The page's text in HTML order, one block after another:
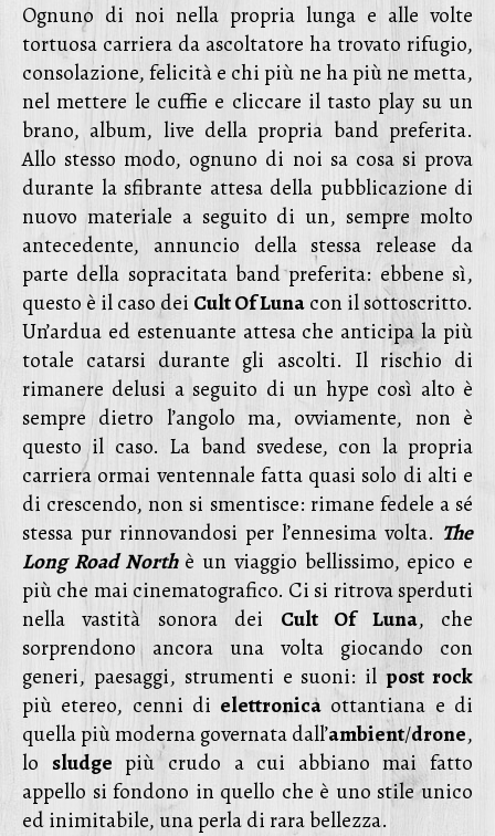
Ognuno di noi nella propria lunga e alle volte
tortuosa carriera da ascoltatore ha trovato rifugio,
consolazione, felicità e chi più ne ha più ne metta,
nel mettere le cuffie e cliccare il tasto play su un
brano, album, live della propria band preferita.
Allo stesso modo, ognuno di noi sa cosa si prova
durante la sfibrante attesa della pubblicazione di
nuovo materiale a seguito di un, sempre molto
antecedente, annuncio della stessa release da
parte della sopracitata band preferita: ebbene sì,
questo è il caso dei Cult Of Lunacon il sottoscritto.
Un’ardua ed estenuante attesa che anticipa la più
totale catarsi durante gli ascolti. Il rischio di
rimanere delusi a seguito di un hype così alto è
sempre dietro l’angolo ma, ovviamente, non è
questo il caso. La band svedese, con la propria
carriera ormai ventennale fatta quasi solo di alti e
di crescendo, non si smentisce: rimane fedele a sé
stessa pur rinnovandosi per l’ennesima volta. The
Long Road Northè un viaggio bellissimo, epico e
più che mai cinematografico. Ci si ritrova sperduti
nella vastità sonora dei Cult Of Luna, che
sorprendono ancora una volta giocando con
generi, paesaggi, strumenti e suoni: ilpost rock
più etereo, cenni di elettronica ottantiana e di
quella più moderna governata dall’ambient/drone,
lo sludge più crudo a cui abbiano mai fatto
appello si fondono in quello che è uno stile unico
ed inimitabile, una perla di rara bellezza.